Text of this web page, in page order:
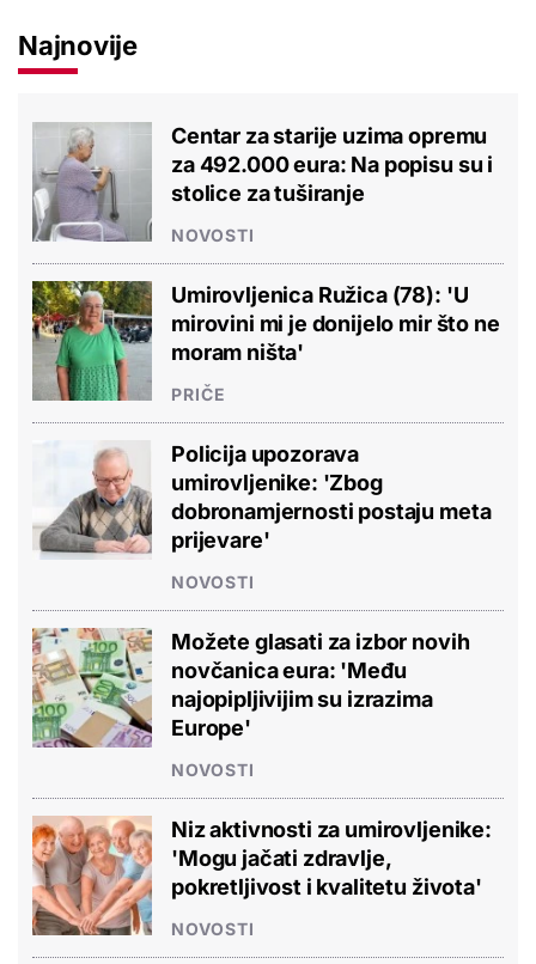
Najnovije
Centar za starije uzima opremu
za 492.000 eura: Na popisu su i
stolice za tuširanje
NOVOSTI
Umirovljenica Ružica (78): 'U
mirovini mi je donijelo mir što ne
moram ništa'
PRIČE
Policija upozorava
umirovljenike: 'Zbog
dobronamjernosti postaju meta
prijevare'
NOVOSTI
Možete glasati za izbor novih
novčanica eura: 'Među
najopipljivijim su izrazima
Europe'
NOVOSTI
Niz aktivnosti za umirovljenike:
'Mogu jačati zdravlje,
pokretljivost i kvalitetu života'
NOVOSTI